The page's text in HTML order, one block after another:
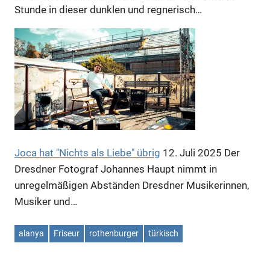
Anzeige
Anzeige
Anzeige
Stunde in dieser dunklen und regnerisch…
Joca hat "Nichts als Liebe" übrig 12. Juli 2025 Der
Dresdner Fotograf Johannes Haupt nimmt in
unregelmäßigen Abständen Dresdner Musikerinnen,
Musiker und…
alanya Friseur rothenburger türkisch